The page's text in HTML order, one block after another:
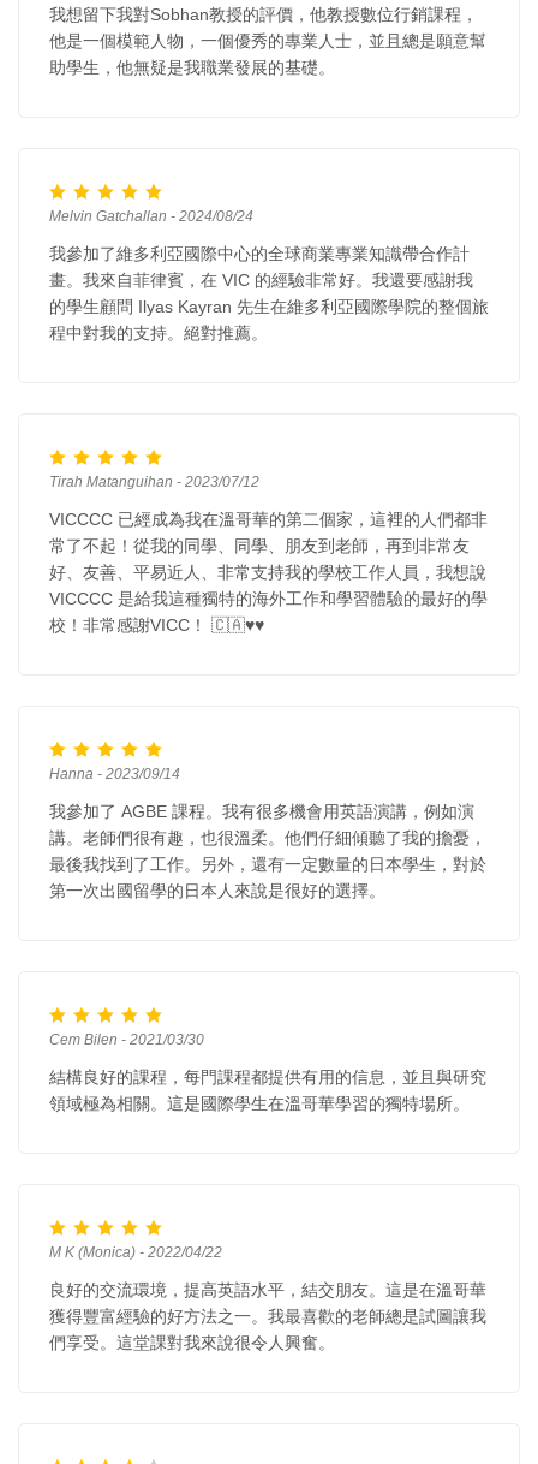
我想留下我對Sobhan教授的評價，他教授數位行銷課程，
他是一個模範人物，一個優秀的專業人士，並且總是願意幫
助學生，他無疑是我職業發展的基礎。
Melvin Gatchallan - 2024/08/24
我參加了維多利亞國際中心的全球商業專業知識帶合作計
畫。我來自菲律賓，在 VIC 的經驗非常好。我還要感謝我
的學生顧問 Ilyas Kayran 先生在維多利亞國際學院的整個旅
程中對我的支持。絕對推薦。
Tirah Matanguihan - 2023/07/12
VICCCC 已經成為我在溫哥華的第二個家，這裡的人們都非
常了不起！從我的同學、同學、朋友到老師，再到非常友
好、友善、平易近人、非常支持我的學校工作人員，我想說
VICCCC 是給我這種獨特的海外工作和學習體驗的最好的學
校！非常感謝VICC！ 🇨🇦♥️♥️
Hanna - 2023/09/14
我參加了 AGBE 課程。我有很多機會用英語演講，例如演
講。老師們很有趣，也很溫柔。他們仔細傾聽了我的擔憂，
最後我找到了工作。另外，還有一定數量的日本學生，對於
第一次出國留學的日本人來說是很好的選擇。
Cem Bilen - 2021/03/30
結構良好的課程，每門課程都提供有用的信息，並且與研究
領域極為相關。這是國際學生在溫哥華學習的獨特場所。
M K (Monica) - 2022/04/22
良好的交流環境，提高英語水平，結交朋友。這是在溫哥華
獲得豐富經驗的好方法之一。我最喜歡的老師總是試圖讓我
們享受。這堂課對我來說很令人興奮。